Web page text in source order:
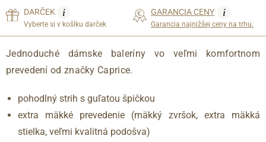
DARČEK i
Vyberte si v košíku darček
GARANCIA CENY i
Garancia najnižšej ceny na trhu.
Jednoduché dámske baleríny vo veľmi komfortnom
prevedení od značky Caprice.
pohodlný strih s guľatou špičkou
extra mäkké prevedenie (mäkký zvršok, extra mäkká
stielka, veľmi kvalitná podošva)